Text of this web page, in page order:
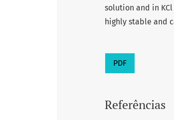
solution and in KCl
highly stable and
PDF
Referências